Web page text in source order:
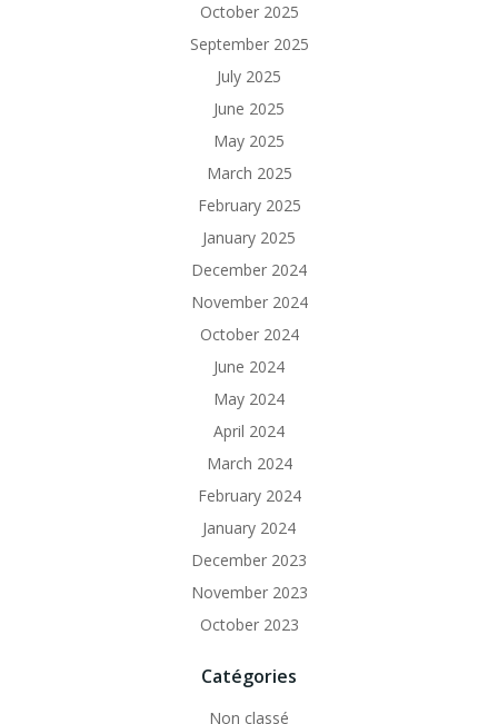
October 2025
September 2025
July 2025
June 2025
May 2025
March 2025
February 2025
January 2025
December 2024
November 2024
October 2024
June 2024
May 2024
April 2024
March 2024
February 2024
January 2024
December 2023
November 2023
October 2023
Catégories
Non classé